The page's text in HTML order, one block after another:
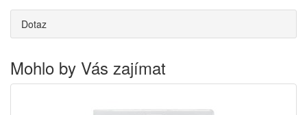
Dotaz
Mohlo by Vás zajímat